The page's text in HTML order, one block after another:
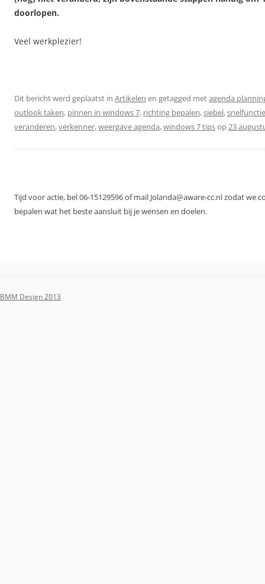
doorlopen.
Veel werkplezier!
Dit bericht werd geplaatst in Artikelen en getagged metagenda
outlook taken, pinnen in windows 7, richting bepalen,siebel,
veranderen,verkenner,weergave agenda,windows 7 tipsop 23
Tijd voor actie, bel 06-15129596 of mail Jolanda@aware-cc.nl zodat we
bepalen wat het beste aansluit bij je wensen en doelen.
BMM Design 2013